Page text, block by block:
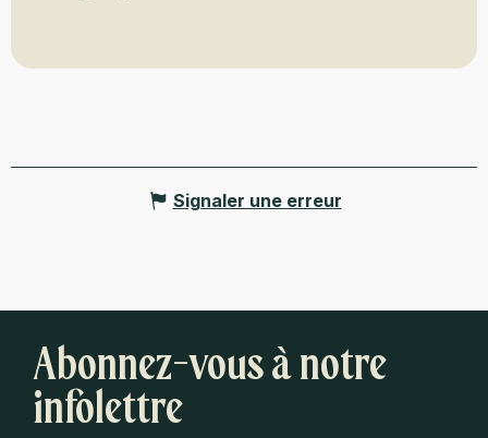
Signaler une erreur
Abonnez-vous à notre
infolettre